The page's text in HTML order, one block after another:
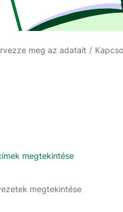
meg az adatait /
megtekintése
megtekintése